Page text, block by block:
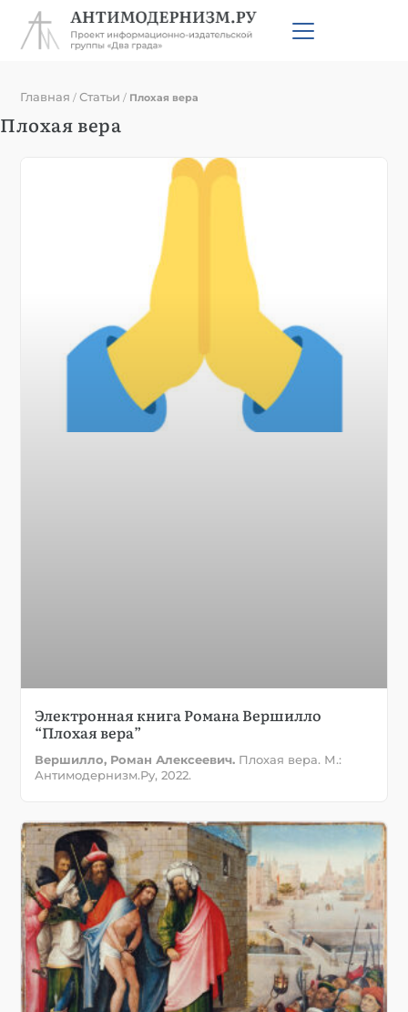
Главная /Статьи / Плохая вера
Плохая вера
Электронная книга Романа Вершилло
“Плохая вера”
Вершилло, Роман Алексеевич. Плохая вера. М.:
Антимодернизм.Ру, 2022.